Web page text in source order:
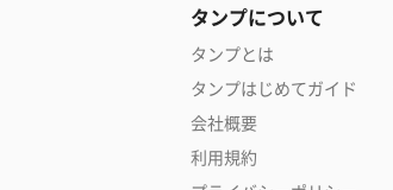
タンプについて
タンプとは
タンプはじめてガイド
会社概要
利用規約